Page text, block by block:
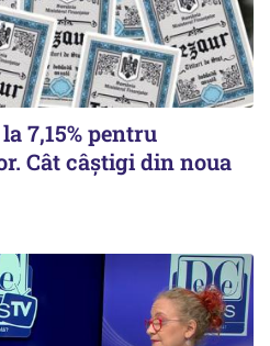
7,15% pentru
Cât câștigi din noua